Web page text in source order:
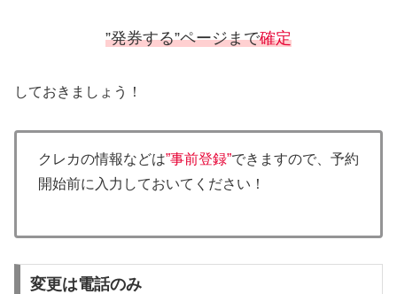
”発券する”ページまで確定
しておきましょう！
クレカの情報などは”事前登録”できますので、予約
開始前に入力しておいてください！
変更は電話のみ